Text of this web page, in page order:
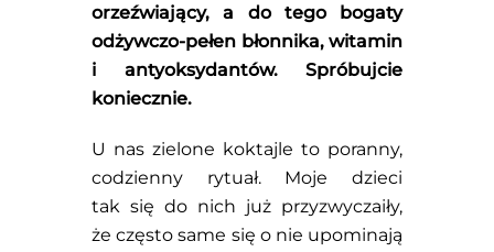
orzeźwiający, a do tego bogaty
odżywczo-pełen błonnika, witamin
i antyoksydantów. Spróbujcie
koniecznie.
U nas zielone koktajle to poranny,
codzienny rytuał. Moje dzieci
tak się do nich już przyzwyczaiły,
że często same się o nie upominają